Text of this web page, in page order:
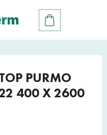
PURMO
400 X 2600